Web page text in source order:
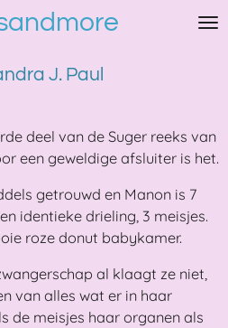
J. Paul
deel van de Suger reeks van
een geweldige afsluiter is het.
getrouwd en Manon is 7
identieke drieling, 3 meisjes.
roze donut babykamer.
al klaagt ze niet,
van alles wat er in haar
de meisjes haar organen als